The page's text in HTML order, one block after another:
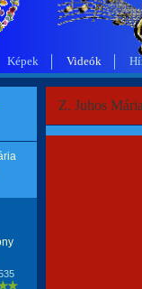
Képek Videók
Z. Juhos